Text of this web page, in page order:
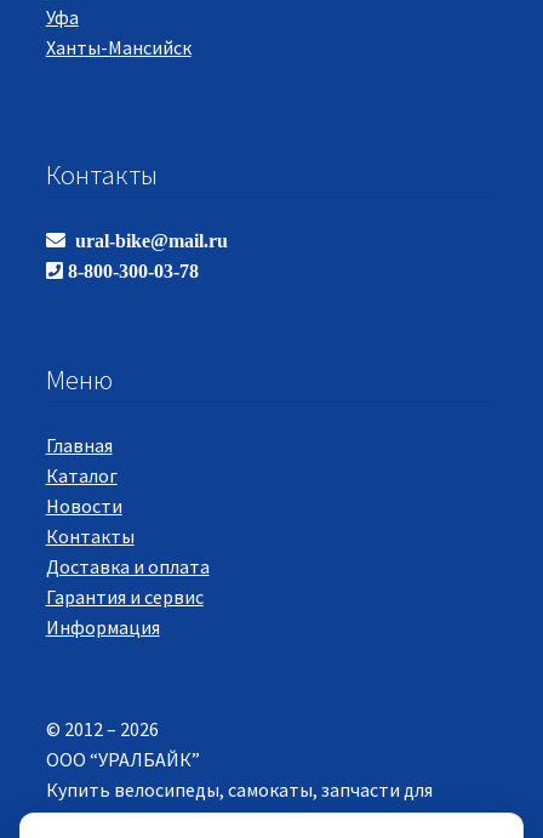
Уфа
Ханты-Мансийск
Контакты
ural-bike@mail.ru
8-800-300-03-78
Меню
Главная
Каталог
Новости
Контакты
Доставка и оплата
Гарантия и сервис
Информация
© 2012 – 2026
ООО “УРАЛБАЙК”
Купить велосипеды, самокаты, запчасти для
велосипедов в Екатеринбурге. Все права